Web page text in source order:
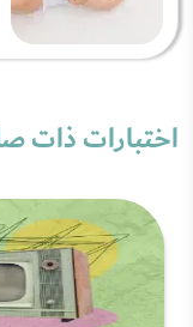
اختبارات ذات